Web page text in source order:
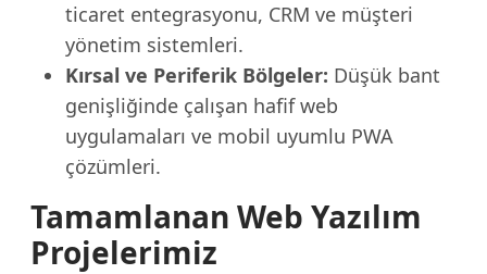
ticaret entegrasyonu, CRM ve müşteri
yönetim sistemleri.
Kırsal ve Periferik Bölgeler: Düşük bant
genişliğinde çalışan hafif web
uygulamaları ve mobil uyumlu PWA
çözümleri.
Tamamlanan Web Yazılım
Projelerimiz